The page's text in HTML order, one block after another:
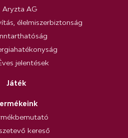
Aryzta AG
élelmiszerbiztonság
jelentések
Játék
kereső